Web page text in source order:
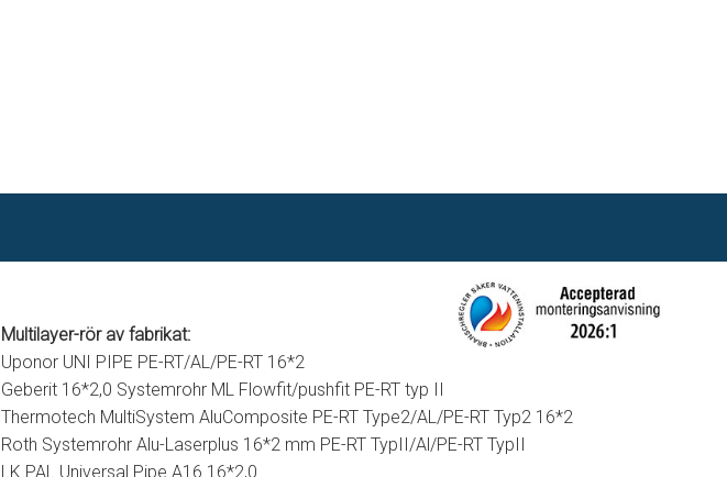
Multilayer-rör av fabrikat:
Uponor UNI PIPE PE-RT/AL/PE-RT 16*2
Geberit 16*2,0 Systemrohr ML Flowfit/pushfit PE-RT typ II
Thermotech MultiSystem AluComposite PE-RT Type2/AL/PE-RT Typ2 16*2
Roth Systemrohr Alu-Laserplus 16*2 mm PE-RT TypII/Al/PE-RT TypII
LK PAL Universal Pipe A16 16*2,0